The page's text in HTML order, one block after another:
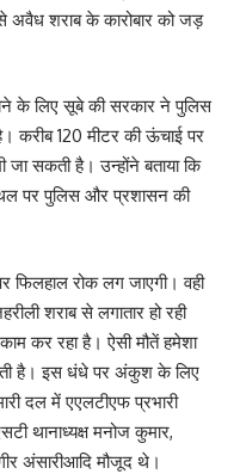
अवैध शराब के कारोबार को जड़
के लिए सूबे की सरकार ने पुलिस
करीब 120 मीटर की ऊंचाई पर
सकती है। उन्होंने बताया कि
पर पुलिस और प्रशासन की
फिलहाल रोक लग जाएगी। वही
शराब से लगातार हो रही
कर रहा है। ऐसी मौतें हमेशा
है। इस धंधे पर अंकुश के लिए
दल में एएलटीएफ प्रभारी
थानाध्यक्ष मनोज कुमार,
अंसारीआदि मौजूद थे।